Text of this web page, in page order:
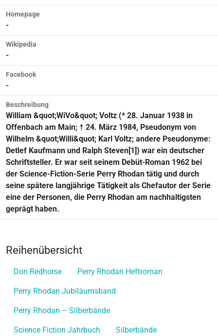
Homepage
-
Wikipedia
-
Facebook
-
Beschreibung
William &quot;WiVo&quot; Voltz (* 28. Januar 1938 in
Offenbach am Main; † 24. März 1984, Pseudonym von
Wilhelm &quot;Willi&quot; Karl Voltz; andere Pseudonyme:
Detlef Kaufmann und Ralph Steven[1]) war ein deutscher
Schriftsteller. Er war seit seinem Debüt-Roman 1962 bei
der Science-Fiction-Serie Perry Rhodan tätig und durch
seine spätere langjährige Tätigkeit als Chefautor der Serie
eine der Personen, die Perry Rhodan am nachhaltigsten
geprägt haben.
Reihenübersicht
Don Redhorse Perry Rhodan Heftroman
Perry Rhodan Jubiläumsband
Perry Rhodan – Silberbände
Science Fiction Jahrbuch Silberbände